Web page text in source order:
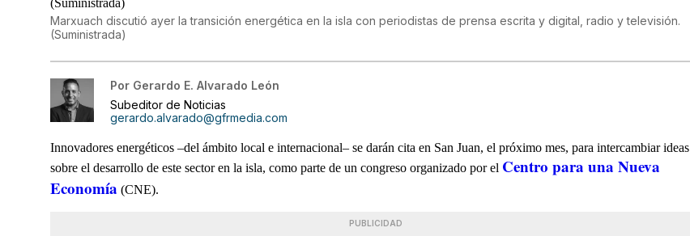
Marxuach discutió ayer la transición energética en la isla con periodistas de prensa escrita y digital, radio y televisión.
(Suministrada)
Por Gerardo E. Alvarado León
Subeditor de Noticias
gerardo.alvarado@gfrmedia.com
Innovadores energéticos –del ámbito local e internacional– se darán cita en San Juan, el próximo mes, para intercambiar ideas
sobre el desarrollo de este sector en la isla, como parte de un congreso organizado por el Centro para una Nueva
Economía (CNE).
PUBLICIDAD